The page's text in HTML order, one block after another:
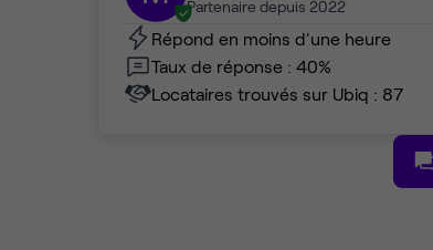
Partenaire depuis 2022
Répond en moins d'une heure
Taux de réponse : 40%
Locataires trouvés sur Ubiq : 87